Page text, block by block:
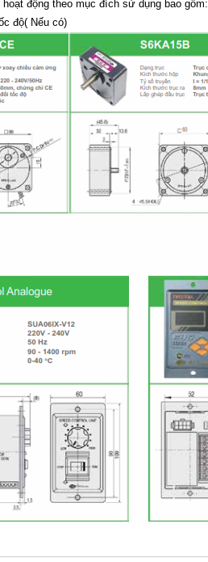
động theo mục đích sử dụng bao gồm:
độ( Nếu có)